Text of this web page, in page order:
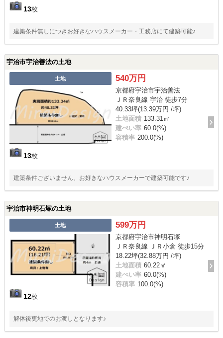
13枚
建築条件無しにつきお好きなハウスメーカー・工務店にて建築可能♪
宇治市宇治善法の土地
土地
13枚
540万円
京都府宇治市宇治善法
ＪＲ奈良線 宇治 徒歩7分
40.33坪(13.39万円 /坪)
土地面積 133.31㎡
建ぺい率 60.0(%)
容積率 200.0(%)
建築条件ございません、お好きなハウスメーカーで建築可能です♪
宇治市神明石塚の土地
土地
12枚
599万円
京都府宇治市神明石塚
ＪＲ奈良線 ＪＲ小倉 徒歩15分
18.22坪(32.88万円 /坪)
土地面積 60.22㎡
建ぺい率 60.0(%)
容積率 100.0(%)
解体後更地でのお渡しとなります♪